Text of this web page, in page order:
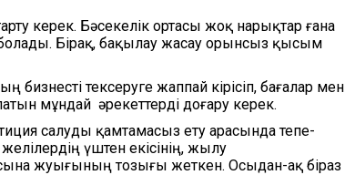
керек. Бәсекелік ортасы жоқ нарықтар ғана
Бірақ, бақылау жасау орынсыз қысым
тексеруге жаппай кірісіп, бағалар мен
мұндай әрекеттерді доғару керек.
салуды қамтамасыз ету арасында тепе-
үштен екісінің, жылу
жуығының тозығы жеткен. Осыдан-ақ біраз